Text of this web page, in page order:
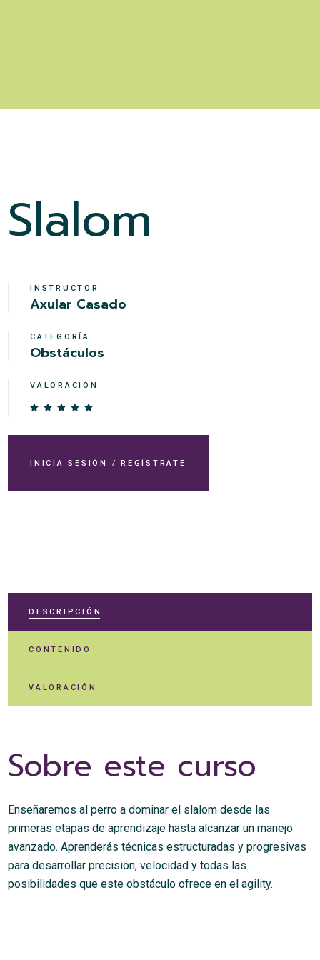
Slalom
INSTRUCTOR
Axular Casado
CATEGORÍA
Obstáculos
VALORACIÓN
INICIA SESIÓN / REGÍSTRATE
DESCRIPCIÓN
CONTENIDO
VALORACIÓN
Sobre este curso
Enseñaremos al perro a dominar el slalom desde las
primeras etapas de aprendizaje hasta alcanzar un manejo
avanzado. Aprenderás técnicas estructuradas y progresivas
para desarrollar precisión, velocidad y todas las
posibilidades que este obstáculo ofrece en el agility.